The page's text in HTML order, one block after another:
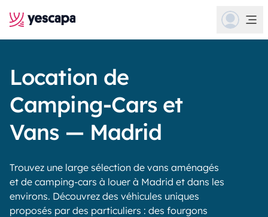
Location de
Camping-Cars et
Vans — Madrid
Trouvez une large sélection de vans aménagés
et de camping-cars à louer à Madrid et dans les
environs. Découvrez des véhicules uniques
proposés par des particuliers : des fourgons